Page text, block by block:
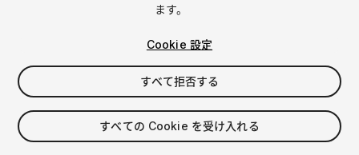
$60
消費税は決済時に計算されます
ます。
Cookie 設定
すべて拒否する
すべての Cookie を受け入れる